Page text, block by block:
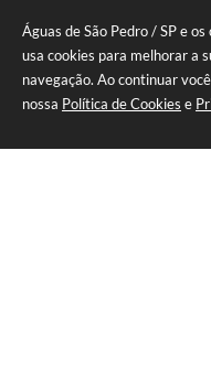
Águas de São Pedro / SP e
usa cookies para melhorar a
navegação. Ao continuar
nossa Política de Cookies e